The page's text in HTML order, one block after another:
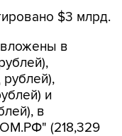
рублей, в
млрд
размещены в